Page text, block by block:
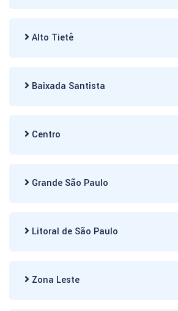
Alto Tietê
Baixada Santista
Centro
Grande São Paulo
Litoral de São Paulo
Zona Leste